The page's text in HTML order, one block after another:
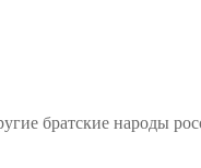
братские народы